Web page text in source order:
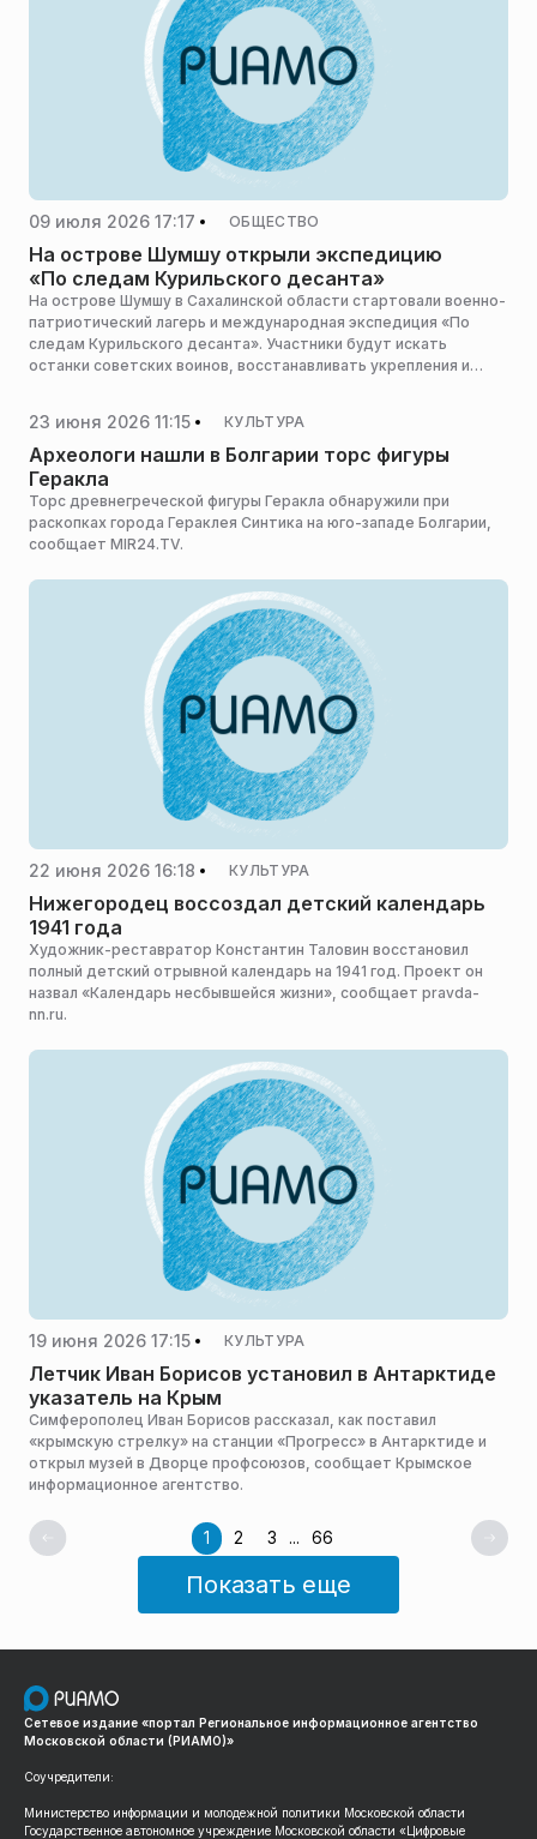
09 июля 2026 17:17 ОБЩЕСТВО
На острове Шумшу открыли экспедицию
«По следам Курильского десанта»
На острове Шумшу в Сахалинской области стартовали военно-
патриотический лагерь и международная экспедиция «По
следам Курильского десанта». Участники будут искать
останки советских воинов, восстанавливать укрепления и
23 июня 2026 11:15 КУЛЬТУРА
Археологи нашли в Болгарии торс фигуры
Геракла
Торс древнегреческой фигуры Геракла обнаружили при
раскопках города Гераклея Синтика на юго-западе Болгарии,
сообщает MIR24.TV.
22 июня 2026 16:18 КУЛЬТУРА
Нижегородец воссоздал детский календарь
1941 года
Художник-реставратор Константин Таловин восстановил
полный детский отрывной календарь на 1941 год. Проект он
назвал «Календарь несбывшейся жизни», сообщает pravda-
nn.ru.
19 июня 2026 17:15 КУЛЬТУРА
Летчик Иван Борисов установил в Антарктиде
указатель на Крым
Симферополец Иван Борисов рассказал, как поставил
«крымскую стрелку» на станции «Прогресс» в Антарктиде и
открыл музей в Дворце профсоюзов, сообщает Крымское
информационное агентство.
1 2 3 ... 66
Показать еще
Сетевое издание «портал Региональное информационное агентство
Московской области (РИАМО)»
Соучредители:
Министерство информации и молодежной политики Московской области
Государственное автономное учреждение Московской области «Цифровые